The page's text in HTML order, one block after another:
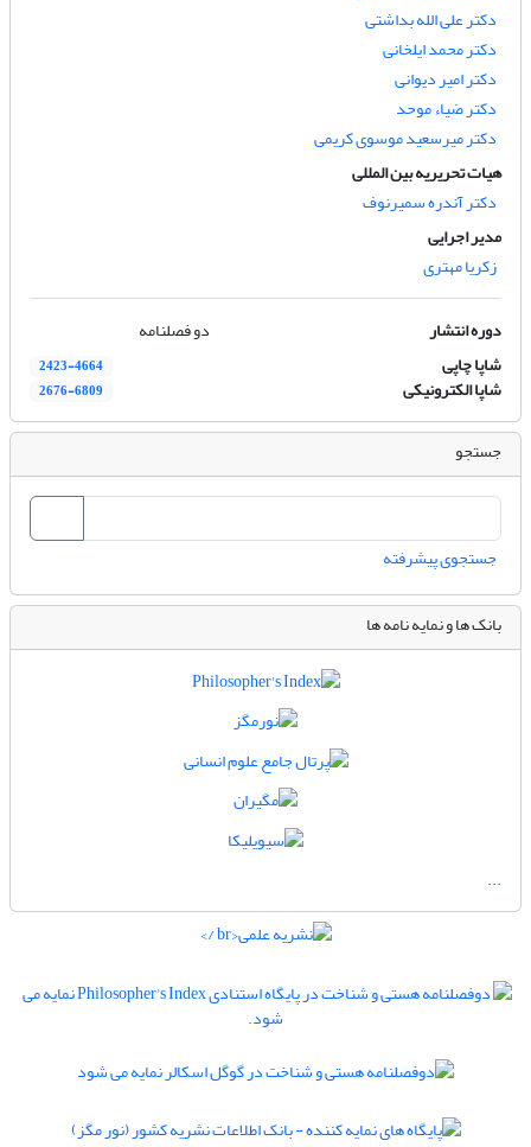
دکتر علی الله بداشتی
دکتر محمد ایلخانی
دکتر امیر دیوانی
دکتر ضیاء موحد
دکتر میرسعید موسوی کریمی
هیات تحریریه بین المللی
دکتر آندره سمیرنوف
مدیر اجرایی
زکریا مهتری
دوره انتشار
دو فصلنامه
شاپا چاپی
2423-4664
شاپا الکترونیکی 2676-6809
جستجو
جستجوی پیشرفته
بانک ها و نمایه نامه ها
...